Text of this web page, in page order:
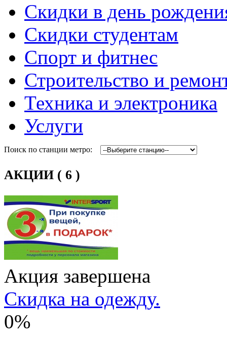
Скидки в день
Скидки студентам
Спорт и фитнес
Строительство и
Техника и электроника
Услуги
Поиск по станции метро:
АКЦИИ ( 6 )
Акция завершена
Скидка на одежду.
0%